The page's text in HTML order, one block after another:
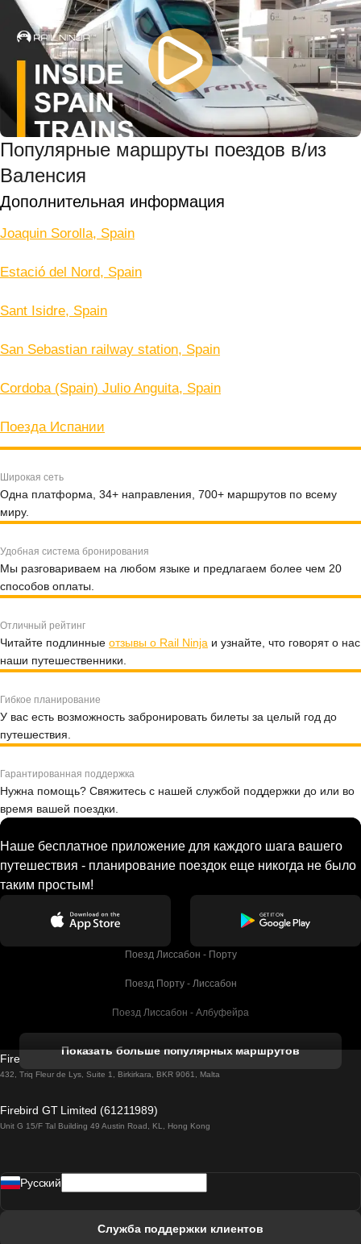
Популярные маршруты поездов в/из
Валенсия
Дополнительная информация
Joaquin Sorolla, Spain
Estació del Nord, Spain
Sant Isidre, Spain
San Sebastian railway station, Spain
Cordoba (Spain) Julio Anguita, Spain
Поезда Испании
Широкая сеть
Одна платформа, 34+ направления, 700+ маршрутов по всему
миру.
Удобная система бронирования
Мы разговариваем на любом языке и предлагаем более чем 20
способов оплаты.
Отличный рейтинг
Читайте подлинные отзывы о Rail Ninja и узнайте, что говорят о нас
наши путешественники.
Гибкое планирование
У вас есть возможность забронировать билеты за целый год до
путешествия.
Гарантированная поддержка
Нужна помощь? Свяжитесь с нашей службой поддержки до или во
время вашей поездки.
Наше бесплатное приложение для каждого шага вашего
путешествия - планирование поездок еще никогда не было
таким простым!
Поезд Лиссабон - Порту
Поезд Порту - Лиссабон
Поезд Лиссабон - Албуфейра
Поезд Лиссабон - Лагос
Поезд Лиссабон - Мадрид
Показать больше популярных маршрутов
Firebird GT Limited (OC 1451)
432, Triq Fleur de Lys, Suite 1, Birkirkara, BKR 9061, Malta
Firebird GT Limited (61211989)
Unit G 15/F Tal Building 49 Austin Road, KL, Hong Kong
Pусский
Служба поддержки клиентов